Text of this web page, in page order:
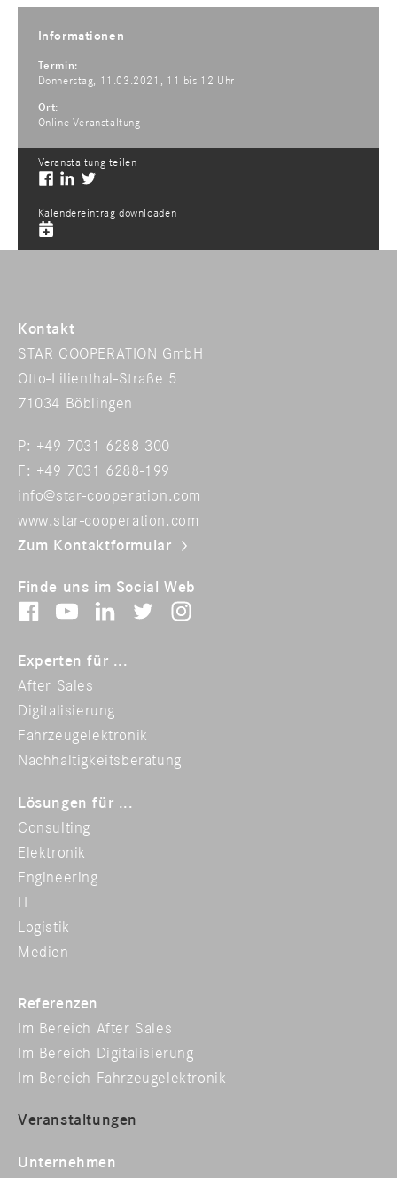
Informationen
Termin:
Donnerstag, 11.03.2021, 11 bis 12 Uhr
Ort:
Online Veranstaltung
Veranstaltung teilen
Kalendereintrag downloaden
Kontakt
STAR COOPERATION GmbH
Otto-Lilienthal-Straße 5
71034 Böblingen
P: +49 7031 6288-300
F: +49 7031 6288-199
info@star-cooperation.com
www.star-cooperation.com
Zum Kontaktformular
Finde uns im Social Web
Experten für ...
After Sales
Digitalisierung
Fahrzeugelektronik
Nachhaltigkeitsberatung
Lösungen für ...
Consulting
Elektronik
Engineering
IT
Logistik
Medien
Referenzen
Im Bereich After Sales
Im Bereich Digitalisierung
Im Bereich Fahrzeugelektronik
Veranstaltungen
Unternehmen